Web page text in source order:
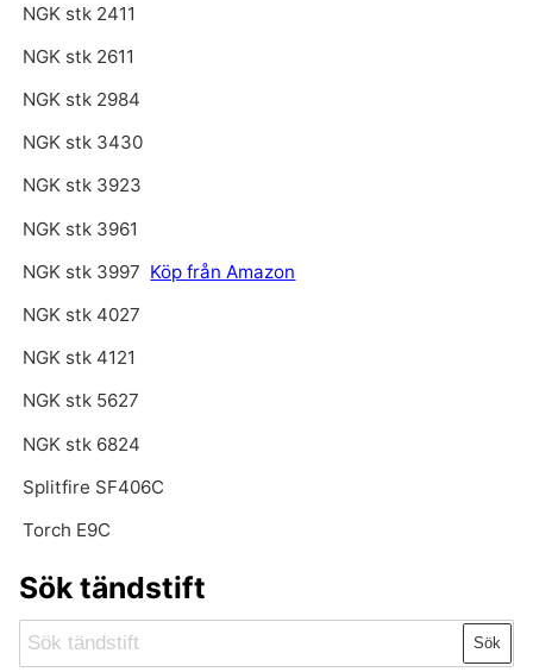
NGK stk 2411
NGK stk 2611
NGK stk 2984
NGK stk 3430
NGK stk 3923
NGK stk 3961
NGK stk 3997 Köp från Amazon
NGK stk 4027
NGK stk 4121
NGK stk 5627
NGK stk 6824
Splitfire SF406C
Torch E9C
Sök tändstift
Sök